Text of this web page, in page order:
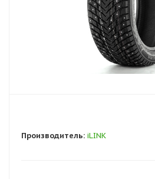
Производитель: iLINK